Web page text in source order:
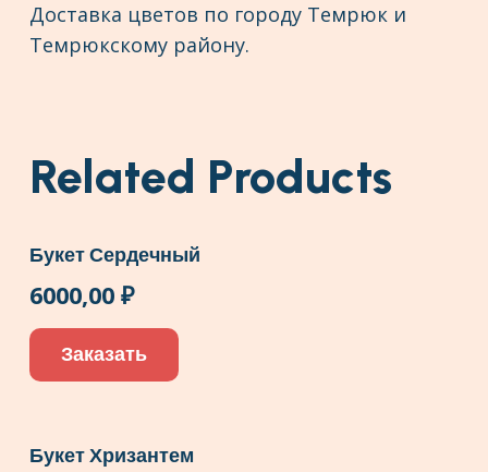
Доставка цветов по городу Темрюк и
Темрюкскому району.
Related Products
Букет Сердечный
6000,00 ₽
Заказать
Букет Хризантем